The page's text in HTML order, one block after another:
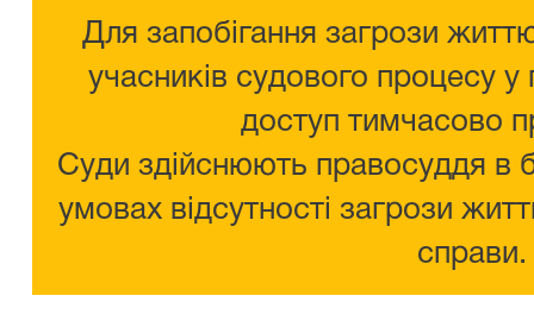
Для запобігання загрози
учасників судового процесу у
доступ тимчасово
Суди здійснюють правосуддя в
умовах відсутності загрози
справи.